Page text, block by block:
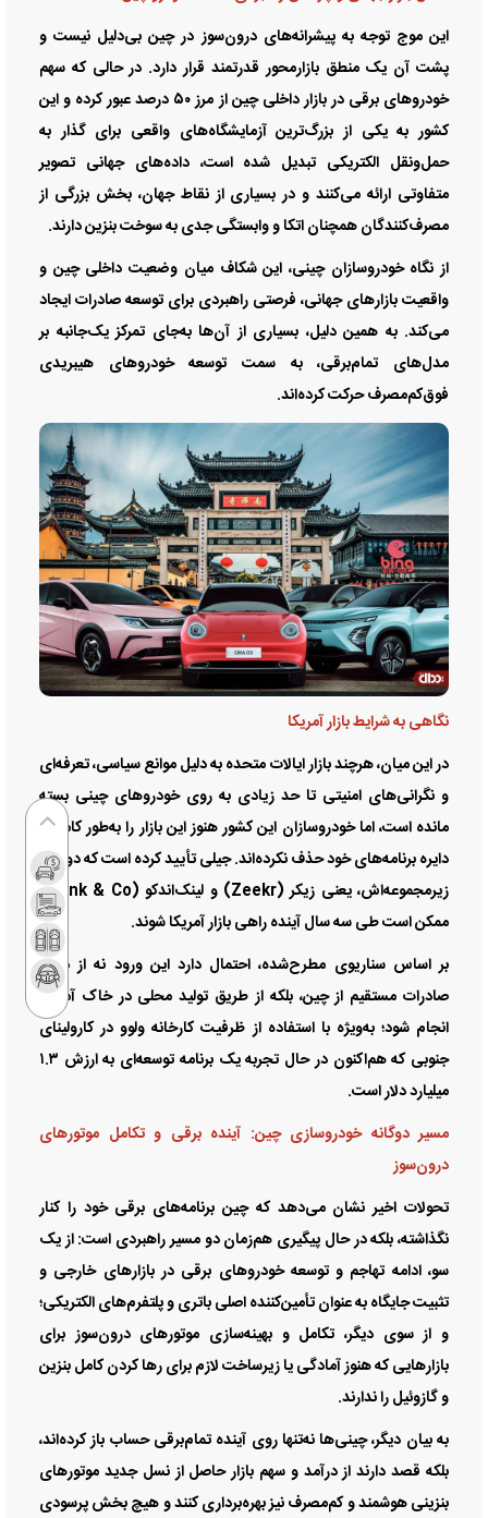
این موج توجه به پیشرانه‌های درون‌سوز در چین بی‌دلیل نیست و
پشت آن یک منطق بازارمحور قدرتمند قرار دارد. در حالی که سهم
خودروهای برقی در بازار داخلی چین از مرز ۵۰ درصد عبور کرده و این
کشور به یکی از بزرگ‌ترین آزمایشگاه‌های واقعی برای گذار به
حمل‌ونقل الکتریکی تبدیل شده است، داده‌های جهانی تصویر
متفاوتی ارائه می‌کنند و در بسیاری از نقاط جهان، بخش بزرگی از
مصرف‌کنندگان همچنان اتکا و وابستگی جدی به سوخت بنزین دارند.
از نگاه خودروسازان چینی، این شکاف میان وضعیت داخلی چین و
واقعیت بازارهای جهانی، فرصتی راهبردی برای توسعه صادرات ایجاد
می‌کند. به همین دلیل، بسیاری از آن‌ها به‌جای تمرکز یک‌جانبه بر
مدل‌های تمام‌برقی، به سمت توسعه خودروهای هیبریدی
فوق‌کم‌مصرف حرکت کرده‌اند.
نگاهی به شرایط بازار آمریکا
در این میان، هرچند بازار ایالات متحده به دلیل موانع سیاسی، تعرفه‌ای
و نگرانی‌های امنیتی تا حد زیادی به روی خودروهای چینی بسته
مانده است، اما خودروسازان این کشور هنوز این بازار را به‌طور کامل از
دایره برنامه‌های خود حذف نکرده‌اند. جیلی تأیید کرده است که دو برند
زیرمجموعه‌اش، یعنی زیکر (Zeekr) و لینک‌اندکو (Lynk & Co)،
ممکن است طی سه سال آینده راهی بازار آمریکا شوند.
بر اساس سناریوی مطرح‌شده، احتمال دارد این ورود نه از مسیر
صادرات مستقیم از چین، بلکه از طریق تولید محلی در خاک آمریکا
انجام شود؛ به‌ویژه با استفاده از ظرفیت کارخانه ولوو در کارولینای
جنوبی که هم‌اکنون در حال تجربه یک برنامه توسعه‌ای به ارزش ۱.۳
میلیارد دلار است.
مسیر دوگانه خودروسازی چین: آینده برقی و تکامل موتورهای
درون‌سوز
تحولات اخیر نشان می‌دهد که چین برنامه‌های برقی خود را کنار
نگذاشته، بلکه در حال پیگیری هم‌زمان دو مسیر راهبردی است: از یک
سو، ادامه تهاجم و توسعه خودروهای برقی در بازارهای خارجی و
تثبیت جایگاه به عنوان تأمین‌کننده اصلی باتری و پلتفرم‌های الکتریکی؛
و از سوی دیگر، تکامل و بهینه‌سازی موتورهای درون‌سوز برای
بازارهایی که هنوز آمادگی یا زیرساخت لازم برای رها کردن کامل بنزین
و گازوئیل را ندارند.
به بیان دیگر، چینی‌ها نه‌تنها روی آینده تمام‌برقی حساب باز کرده‌اند،
بلکه قصد دارند از درآمد و سهم بازار حاصل از نسل جدید موتورهای
بنزینی هوشمند و کم‌مصرف نیز بهره‌برداری کنند و هیچ بخش پرسودی